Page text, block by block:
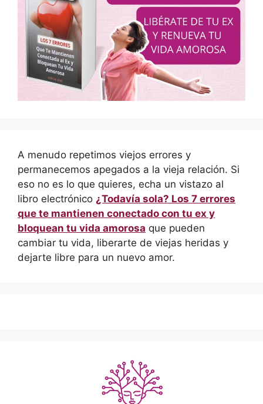
A menudo repetimos viejos errores y
permanecemos apegados a la vieja relación. Si
eso no es lo que quieres, echa un vistazo al
libro electrónico ¿Todavía sola? Los 7 errores
que te mantienen conectado con tu ex y
bloquean tu vida amorosa que pueden
cambiar tu vida, liberarte de viejas heridas y
dejarte libre para un nuevo amor.